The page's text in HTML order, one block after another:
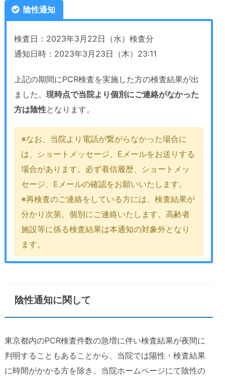
陰性通知
検査日：2023年3月22日（水）検査分
通知日時：2023年3月23日（木）23:11
上記の期間にPCR検査を実施した方の検査結果が出
ました。 現時点で当院より個別にご連絡がなかった
方は陰性となります。
※なお、当院より電話が繋がらなかった場合に
は、ショートメッセージ、Eメールをお送りする
場合があります。必ず着信履歴、ショートメッ
セージ、Eメールの確認をお願いいたします。
※再検査のご連絡をしている方には、検査結果が
分かり次第、個別にご連絡いたします。高齢者
施設等に係る検査結果は本通知の対象外となり
ます。
陰性通知に関して
東京都内のPCR検査件数の急増に伴い検査結果が夜間に
判明することもあることから、当院では陽性・検査結果
に時間がかかる方を除き、当院ホームページにて陰性の